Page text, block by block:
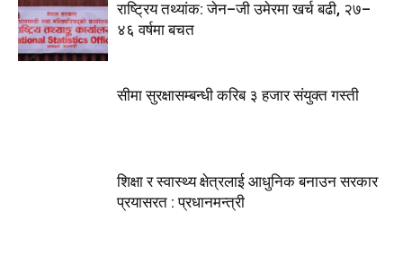
राष्ट्रिय तथ्यांक: जेन–जी उमेरमा खर्च बढी, २७–
४६ वर्षमा बचत
सीमा सुरक्षासम्बन्धी करिब ३ हजार संयुक्त गस्ती
शिक्षा र स्वास्थ्य क्षेत्रलाई आधुनिक बनाउन सरकार
प्रयासरत : प्रधानमन्त्री